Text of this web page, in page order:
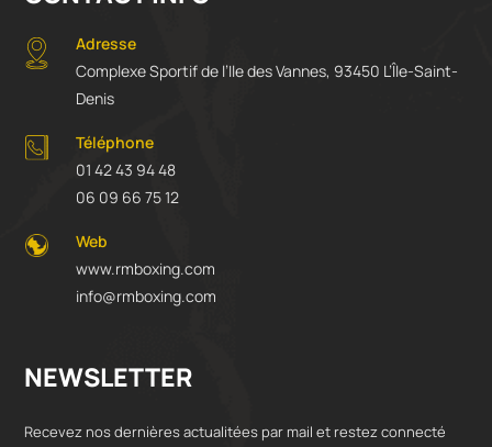
Adresse
Complexe Sportif de l’Ile des Vannes, 93450 L’Île-Saint-
Denis
Téléphone
01 42 43 94 48
06 09 66 75 12
Web
www.rmboxing.com
info@rmboxing.com
NEWSLETTER
Recevez nos dernières actualitées par mail et restez connecté